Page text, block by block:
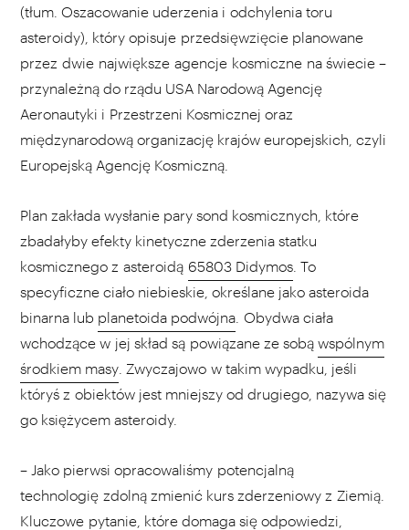
(tłum. Oszacowanie uderzenia i odchylenia toru
asteroidy), który opisuje przedsięwzięcie planowane
przez dwie największe agencje kosmiczne na świecie –
przynależną do rządu USA Narodową Agencję
Aeronautyki i Przestrzeni Kosmicznej oraz
międzynarodową organizację krajów europejskich, czyli
Europejską Agencję Kosmiczną.
Plan zakłada wysłanie pary sond kosmicznych, które
zbadałyby efekty kinetyczne zderzenia statku
kosmicznego z asteroidą 65803 Didymos . To
specyficzne ciało niebieskie, określane jako asteroida
binarna lub planetoida podwójna . Obydwa ciała
wchodzące w jej skład są powiązane ze sobą wspólnym
środkiem masy . Zwyczajowo w takim wypadku, jeśli
któryś z obiektów jest mniejszy od drugiego, nazywa się
go księżycem asteroidy.
– Jako pierwsi opracowaliśmy potencjalną
technologię zdolną zmienić kurs zderzeniowy z Ziemią.
Kluczowe pytanie, które domaga się odpowiedzi,